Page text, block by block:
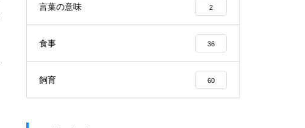
言葉の意味 2
食事 36
飼育 60